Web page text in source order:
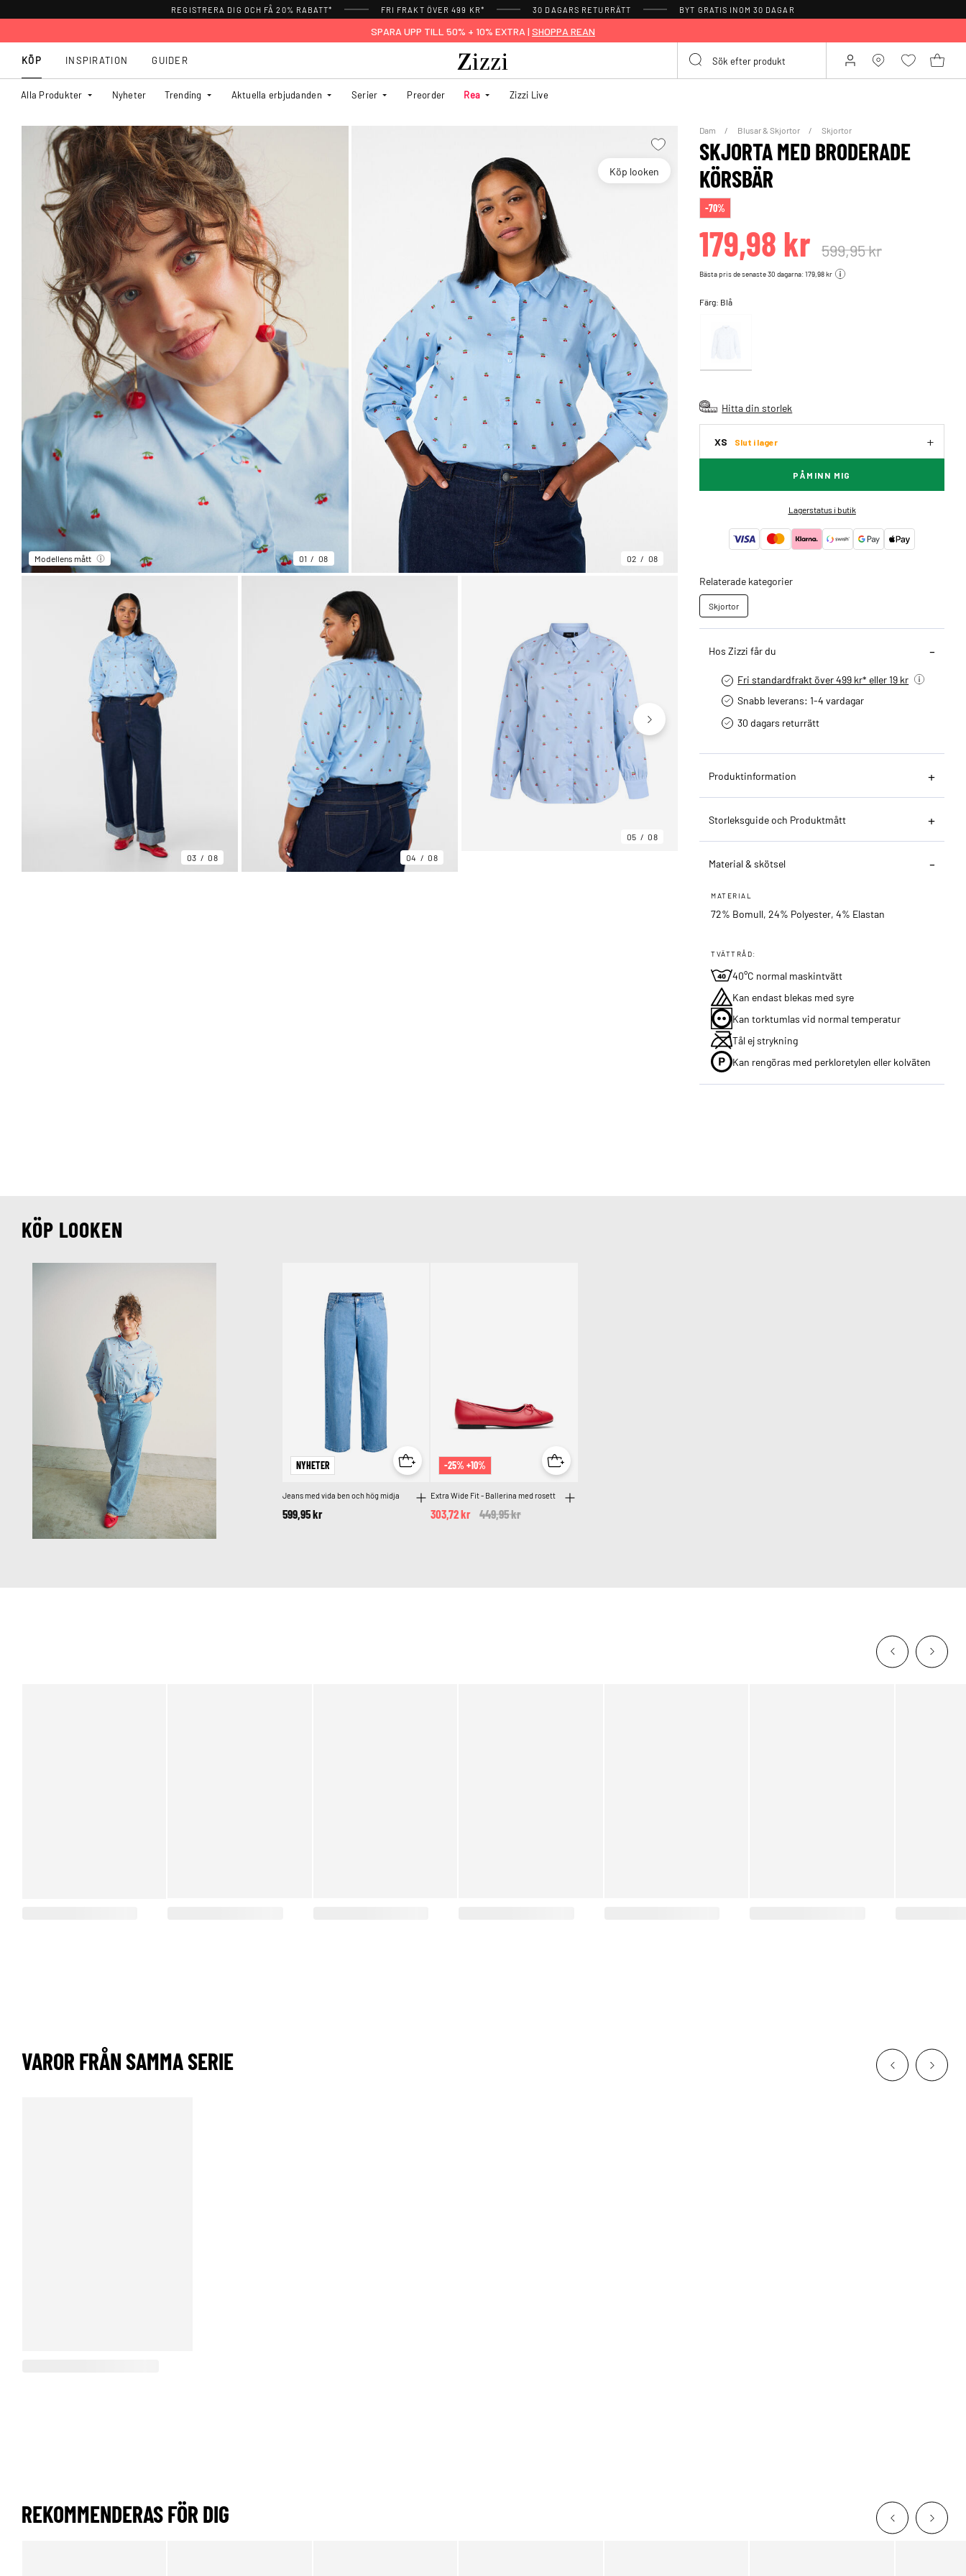
REGISTRERA DIG OCH FÅ 20% RABATT* FRI FRAKT ÖVER 499 KR* 30 DAGARS RETURRÄTT BYT GRATIS INOM 30 DAGAR
SPARA UPP TILL 50% + 10% EXTRA | SHOPPA REAN
KÖP
Alla Produkter Nyheter Trending Aktuella erbjudanden Serier Preorder Rea Zizzi Live
INSPIRATION GUIDER
Köp looken
Modellens mått 01 08 02 08
03 08 04 08
05 08
Dam Blusar & Skjortor Skjortor
SKJORTA MED BRODERADE
KÖRSBÄR
-70%
179,98 kr 599,95 kr
Bästa pris de senaste 30 dagarna: 179,98 kr
Färg: Blå
Hitta din storlek
XS Slut i lager
PÅMINN MIG
Lagerstatus i butik
Relaterade kategorier
Skjortor
Hos Zizzi får du
Fri standardfrakt över 499 kr* eller 19 kr
Snabb leverans: 1-4 vardagar
30 dagars returrätt­
Produktinformation
Storleksguide och Produktmått
Material & skötsel
MATERIAL
72% Bomull, 24% Polyester, 4% Elastan
TVÄTTRÅD:
40°C normal maskintvätt
Kan endast blekas med syre
Kan torktumlas vid normal temperatur
Tål ej strykning
Kan rengöras med perkloretylen eller kolväten
KÖP LOOKEN
NYHETER
Jeans med vida ben och hög midja
599,95 kr
-25% +10%
Extra Wide Fit - Ballerina med rosett
Price reduced from
449,95 kr
303,72 kr
VAROR FRÅN SAMMA SERIE
REKOMMENDERAS FÖR DIG